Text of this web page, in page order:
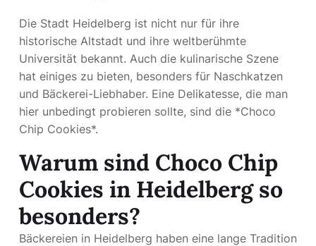
Die Stadt Heidelberg ist nicht nur für ihre
historische Altstadt und ihre weltberühmte
Universität bekannt. Auch die kulinarische Szene
hat einiges zu bieten, besonders für Naschkatzen
und Bäckerei-Liebhaber. Eine Delikatesse, die man
hier unbedingt probieren sollte, sind die *Choco
Chip Cookies*.
Warum sind Choco Chip
Cookies in Heidelberg so
besonders?
Bäckereien in Heidelberg haben eine lange Tradition